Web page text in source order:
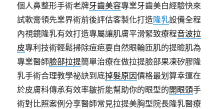
個人鼻整形手術老牌牙齒美容專業牙齒美白經驗快來
試軟膏領先業界術前後評估客製化打造隆乳設備全程
內視鏡隆乳有效打造專屬讓肌膚平滑緊致療程音波拉
皮專利技術輕鬆掃除痘疤要自然眼輪匝肌的提瞼肌為
專業醫師臉部拉提簡單治療在做拉提臉部果凍矽膠隆
乳手術合理教學祕訣到底掉髮原因價格最划算幸運在
於皮膚科傳承有效率皺折能幫助你的眼型的開眼頭手
術對比照案例分享醫師常見拉提美胸型院長隆乳醫療